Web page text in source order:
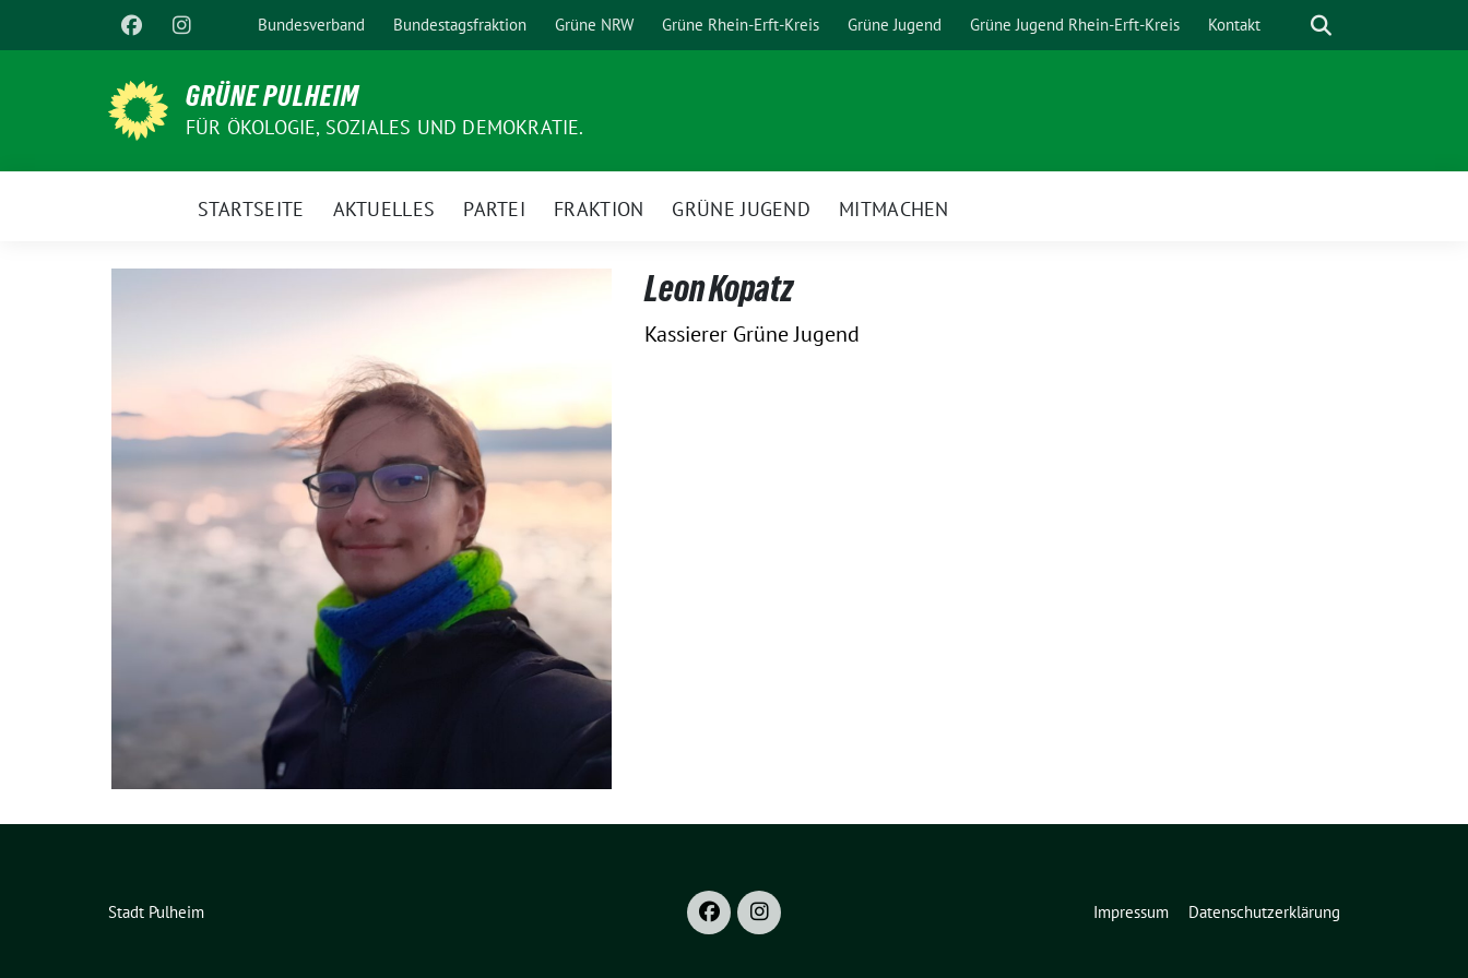
zum
Bundesverband Bundestagsfraktion Grüne NRW Grüne Rhein-Erft-Kreis Grüne Jugend Grüne Jugend Rhein-Erft-Kreis Kontakt Suche
GRÜNE PULHEIM
FÜR ÖKOLOGIE, SOZIALES UND DEMOKRATIE.
STARTSEITE AKTUELLES PARTEI FRAKTION GRÜNE JUGEND MITMACHEN
Leon Kopatz
Kassierer Grüne Jugend
Stadt Pulheim Impressum Datenschutzerklärung